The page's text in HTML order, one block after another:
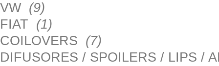
VW (9)
FIAT (1)
COILOVERS (7)
DIFUSORES / SPOILERS / LIPS /